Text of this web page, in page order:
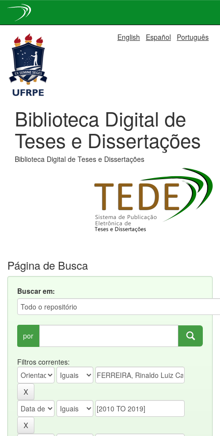
navigation
English Español Português
Biblioteca Digital de
Teses e Dissertações
Biblioteca Digital de Teses e Dissertações
Página de Busca
Buscar em:
por
Filtros correntes: